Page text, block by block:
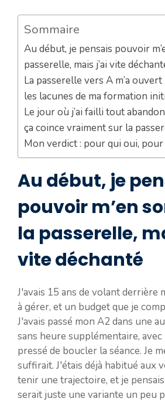
Sommaire
Au début, je pensais pouvoir
passerelle, mais j’ai vite
La passerelle vers A m’a
les lacunes de ma formation
Le jour où j’ai failli tout
ça coince vraiment sur la
Mon verdict : pour qui oui,
Au début, je
pouvoir m’en
la passerelle,
vite déchanté
J'avais 15 ans de volant derrière
à gérer, et un budget que je
J'avais passé mon A2 dans une
sans heure supplémentaire,
pressé de boucler la séance. Je
suffirait. J'étais déjà habitué aux
tenir une trajectoire, et je
serait juste une variante un peu